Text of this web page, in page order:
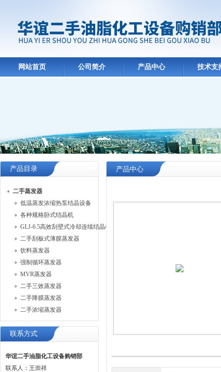
网站首页 公司简介 产品中心 技术支
产品目录
二手蒸发器
低温蒸发浓缩热泵结晶设备
各种规格卧式结晶机
GLJ-6.5高效刮壁式冷却连续结晶机
二手刮板式薄膜蒸发器
饮料蒸发器
强制循环蒸发器
MVR蒸发器
二手三效蒸发器
二手降膜蒸发器
二手浓缩蒸发器
联系方式
华谊二手油脂化工设备购销部
联系人：王崇祥
产品中心